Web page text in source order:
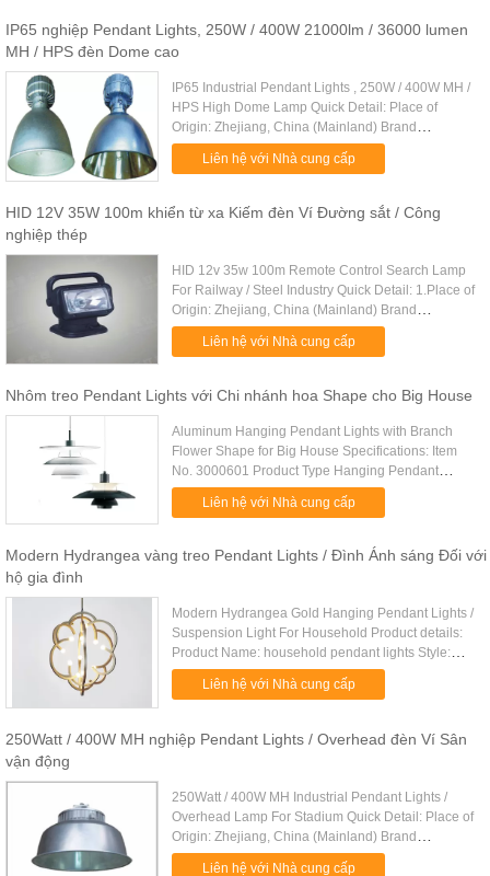
IP65 nghiệp Pendant Lights, 250W / 400W 21000lm / 36000 lumen
MH / HPS đèn Dome cao
IP65 Industrial Pendant Lights , 250W / 400W MH /
HPS High Dome Lamp Quick Detail: Place of
Origin: Zhejiang, China (Mainland) Brand
Number:CNGC9810/CNGC9810A Light
Source:MH/HPS Watt: 250W/400W Material: ...
Liên hệ với Nhà cung cấp
HID 12V 35W 100m khiển từ xa Kiếm đèn Ví Đường sắt / Công
nghiệp thép
HID 12v 35w 100m Remote Control Search Lamp
For Railway / Steel Industry Quick Detail: 1.Place of
Origin: Zhejiang, China (Mainland) Brand
2.Portable 3.12v 4.Watt:35w 5.Light source:HID 6.
Remote control ...
Liên hệ với Nhà cung cấp
Nhôm treo Pendant Lights với Chi nhánh hoa Shape cho Big House
Aluminum Hanging Pendant Lights with Branch
Flower Shape for Big House Specifications: Item
No. 3000601 Product Type Hanging Pendant
Lights Available Size(cm) Dia 50* H33cm Light
source E27 Materials Aluminum ....
Liên hệ với Nhà cung cấp
Modern Hydrangea vàng treo Pendant Lights / Đình Ánh sáng Đối với
hộ gia đình
Modern Hydrangea Gold Hanging Pendant Lights /
Suspension Light For Household Product details:
Product Name: household pendant lights Style:
Modern Item No. 7214612 Product Size:
dia:840*965mm Material: metal ....
Liên hệ với Nhà cung cấp
250Watt / 400W MH nghiệp Pendant Lights / Overhead đèn Ví Sân
vận động
250Watt / 400W MH Industrial Pendant Lights /
Overhead Lamp For Stadium Quick Detail: Place of
Origin: Zhejiang, China (Mainland) Brand
Number:CNGC9850 Light Source:MH Watt:
Liên hệ với Nhà cung cấp